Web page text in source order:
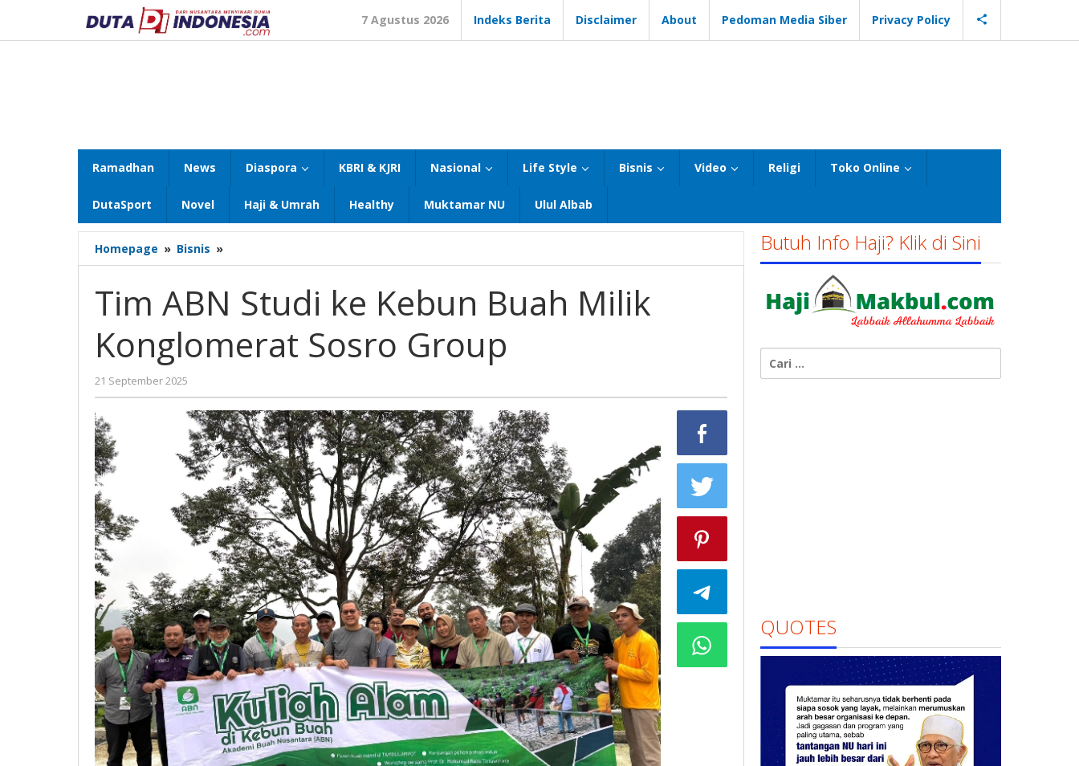
konten
7 Agustus 2026 Indeks Berita Disclaimer About Pedoman Media Siber Privacy Policy
Ramadhan News Diaspora KBRI & KJRI Nasional Life Style Bisnis Video Religi Toko Online
DutaSport Novel Haji & Umrah Healthy Muktamar NU Ulul Albab
Homepage » Bisnis »
ABN
Kebun
Milik
Group
Tim ABN Studi ke Kebun Buah Milik
Konglomerat Sosro Group
21 September 2025
Gatot
Susanto
Butuh Info Haji? Klik di Sini
untuk:
QUOTES